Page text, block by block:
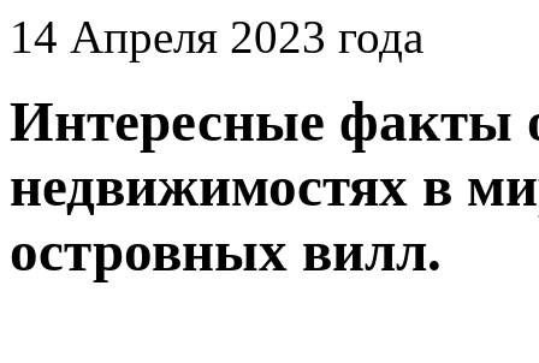
14 Апреля 2023 года
Интересные факты
недвижимостях в
островных вилл.